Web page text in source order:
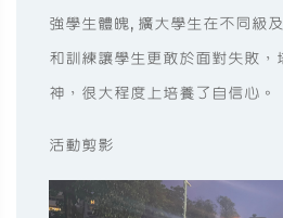
強學生體魄, 擴大學生在不同級
和訓練讓學生更敢於面對失敗，
神，很大程度上培養了自信心。
活動剪影